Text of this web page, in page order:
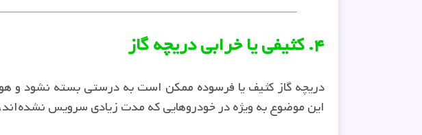
۴. کثیفی یا خرابی دریچه گاز
دریچه گاز کثیف یا فرسوده ممکن است به درستی بسته نشود و
این موضوع به ویژه در خودروهایی که مدت زیادی سرویس